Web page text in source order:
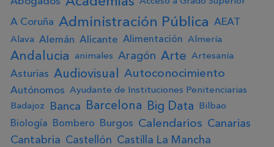
A Coruña Administración Pública AEAT
Alava Alemán Alicante Alimentación Almería
Andalucia animales Aragón Arte Artesanía
Asturias Audiovisual Autoconocimiento
Autónomos Ayudante de Instituciones Penitenciarias
Badajoz
Banca Barcelona Big Data Bilbao
Biología Bombero Burgos Calendarios Canarias
Cantabria Castellón Castilla La Mancha